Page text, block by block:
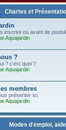
Chartes et
inscrire ou avant de
Aquajardin
?
? c'est quoi ?
Aquajardin
membres
présenter ici.
Aquajardin
Modes d'emploi, aide